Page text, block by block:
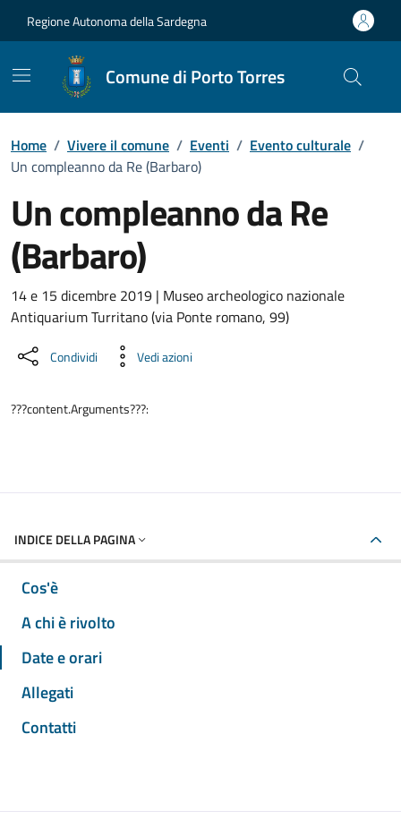
Regione Autonoma della Sardegna
Comune di Porto Torres
Home / Vivere il comune / Eventi / Evento culturale /
Un compleanno da Re (Barbaro)
Un compleanno da Re
(Barbaro)
Dettaglio dell'evento
14 e 15 dicembre 2019 | Museo archeologico nazionale
Antiquarium Turritano (via Ponte romano, 99)
Condividi Vedi azioni
???content.Arguments???:
INDICE DELLA PAGINA
Cos'è
A chi è rivolto
Date e orari
Allegati
Contatti